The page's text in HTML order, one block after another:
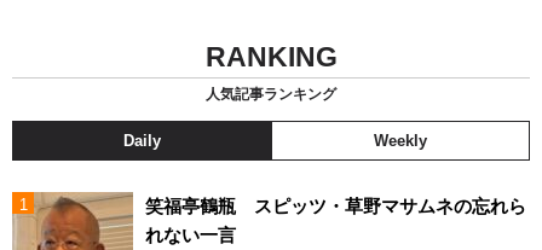
RANKING
人気記事ランキング
Daily Weekly
笑福亭鶴瓶 スピッツ・草野マサムネの忘れら
れない一言